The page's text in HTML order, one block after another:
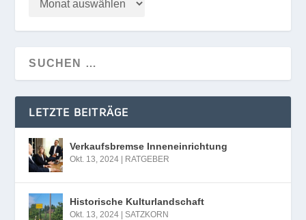
LETZTE BEITRÄGE
Verkaufsbremse Inneneinrichtung
Okt. 13, 2024 | RATGEBER
Historische Kulturlandschaft
Okt. 13, 2024 |SATZKORN